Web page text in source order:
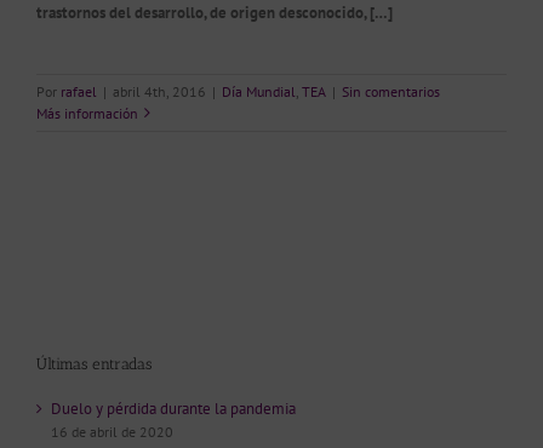
trastornos del desarrollo, de origen desconocido, […]
Por rafael | abril 4th, 2016 | Día Mundial TEA | Sin comentarios
Más información
Últimas entradas
Duelo y pérdida durante la pandemia
16 de abril de 2020